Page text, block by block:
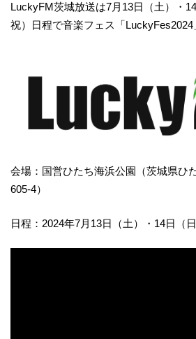
LuckyFM茨城放送は7月13日（土）・
祝）日程で音楽フェス「LuckyFes2024
会場：国営ひたち海浜公園（茨城県ひ
605-4）
日程：2024年7月13日（土）・14日（